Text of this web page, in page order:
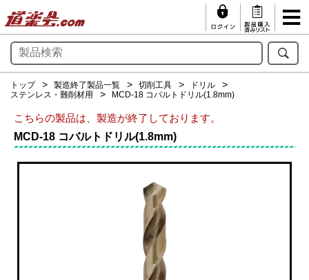
トップ 製造終了製品一覧 切削工具
ドリル
ステンレス・難削材用
MCD-18 コバルトドリル(1.8mm)
こちらの製品は、製造が終了しております。
MCD-18 コバルトドリル(1.8mm)